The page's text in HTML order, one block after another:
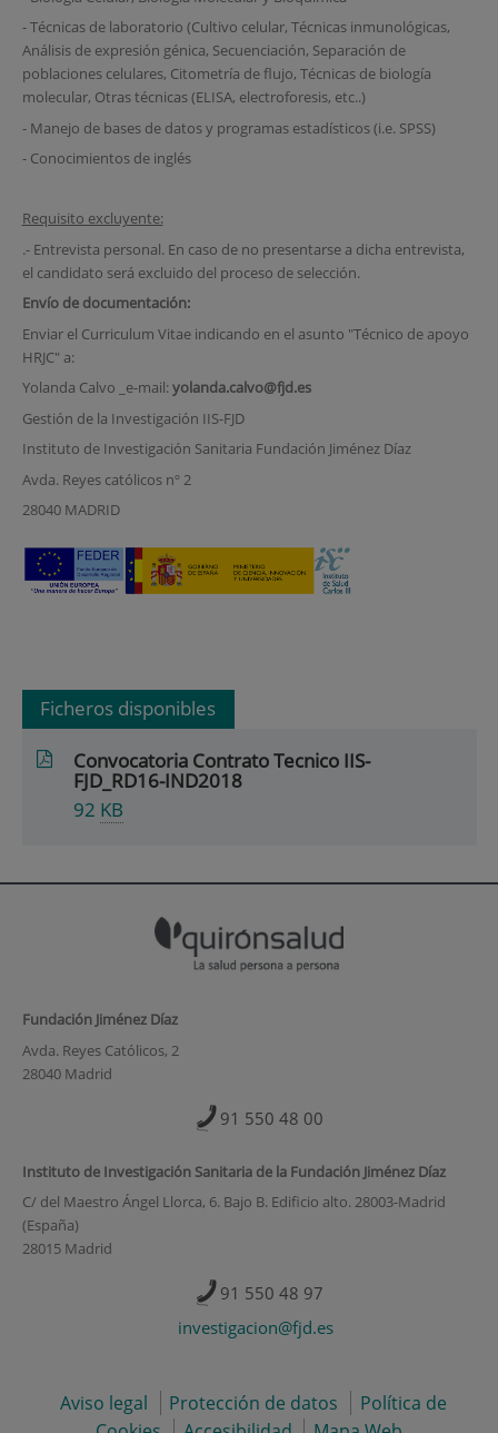
- Técnicas de laboratorio (Cultivo celular, Técnicas inmunológicas,
Análisis de expresión génica, Secuenciación, Separación de
poblaciones celulares, Citometría de flujo, Técnicas de biología
molecular, Otras técnicas (ELISA, electroforesis, etc..)
- Manejo de bases de datos y programas estadísticos (i.e. SPSS)
- Conocimientos de inglés
Requisito excluyente:
.- Entrevista personal. En caso de no presentarse a dicha entrevista,
el candidato será excluido del proceso de selección.
Envío de documentación:
Enviar el Curriculum Vitae indicando en el asunto "Técnico de apoyo
HRJC" a:
Yolanda Calvo _e-mail:yolanda.calvo@fjd.es
Gestión de la Investigación IIS-FJD
Instituto de Investigación Sanitaria Fundación Jiménez Díaz
Avda. Reyes católicos nº 2
28040 MADRID
Ficheros disponibles
Convocatoria Contrato Tecnico IIS-
FJD_RD16-IND2018
92 KB
Fundación Jiménez Díaz
Avda. Reyes Católicos, 2
28040 Madrid
91 550 48 00
Instituto de Investigación Sanitaria de la Fundación Jiménez Díaz
C/ del Maestro Ángel Llorca, 6. Bajo B. Edificio alto. 28003-Madrid
(España)
28015 Madrid
91 550 48 97
investigacion@fjd.es
Aviso legal Protección de datos
Política de